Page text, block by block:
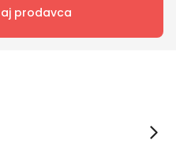
prodavca